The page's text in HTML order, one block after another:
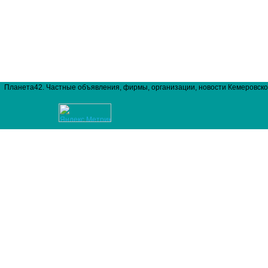
Планета42. Частные объявления, фирмы, организации, новости